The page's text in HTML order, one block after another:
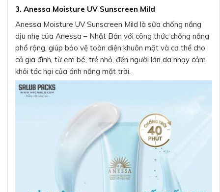
3. Anessa Moisture UV Sunscreen Mild
Anessa Moisture UV Sunscreen Mild là sữa chống nắng
dịu nhẹ của Anessa – Nhật Bản với công thức chống nắng
phổ rộng, giúp bảo vệ toàn diện khuôn mặt và cơ thể cho
cả gia đình, từ em bé, trẻ nhỏ, đến người lớn da nhạy cảm
khỏi tác hại của ánh nắng mặt trời.